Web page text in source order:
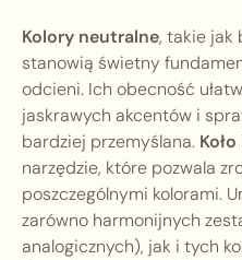
Kolory neutralne, takie jak
stanowią świetny
odcieni. Ich obecność
jaskrawych akcentów i
bardziej przemyślana.
narzędzie, które pozwala
poszczególnymi kolorami.
zarówno harmonijnych
analogicznych), jak i tych